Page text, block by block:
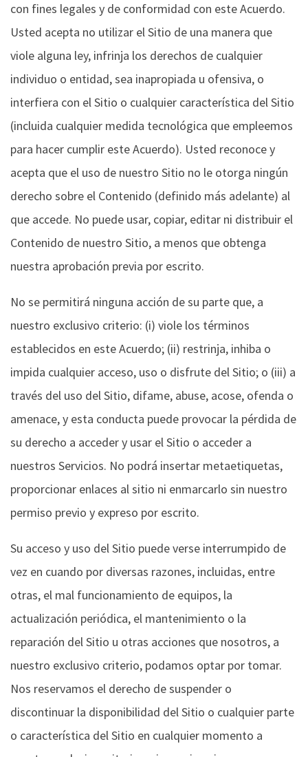
con fines legales y de conformidad con este Acuerdo.
Usted acepta no utilizar el Sitio de una manera que
viole alguna ley, infrinja los derechos de cualquier
individuo o entidad, sea inapropiada u ofensiva, o
interfiera con el Sitio o cualquier característica del Sitio
(incluida cualquier medida tecnológica que empleemos
para hacer cumplir este Acuerdo). Usted reconoce y
acepta que el uso de nuestro Sitio no le otorga ningún
derecho sobre el Contenido (definido más adelante) al
que accede. No puede usar, copiar, editar ni distribuir el
Contenido de nuestro Sitio, a menos que obtenga
nuestra aprobación previa por escrito.
No se permitirá ninguna acción de su parte que, a
nuestro exclusivo criterio: (i) viole los términos
establecidos en este Acuerdo; (ii) restrinja, inhiba o
impida cualquier acceso, uso o disfrute del Sitio; o (iii) a
través del uso del Sitio, difame, abuse, acose, ofenda o
amenace, y esta conducta puede provocar la pérdida de
su derecho a acceder y usar el Sitio o acceder a
nuestros Servicios. No podrá insertar metaetiquetas,
proporcionar enlaces al sitio ni enmarcarlo sin nuestro
permiso previo y expreso por escrito.
Su acceso y uso del Sitio puede verse interrumpido de
vez en cuando por diversas razones, incluidas, entre
otras, el mal funcionamiento de equipos, la
actualización periódica, el mantenimiento o la
reparación del Sitio u otras acciones que nosotros, a
nuestro exclusivo criterio, podamos optar por tomar.
Nos reservamos el derecho de suspender o
discontinuar la disponibilidad del Sitio o cualquier parte
o característica del Sitio en cualquier momento a